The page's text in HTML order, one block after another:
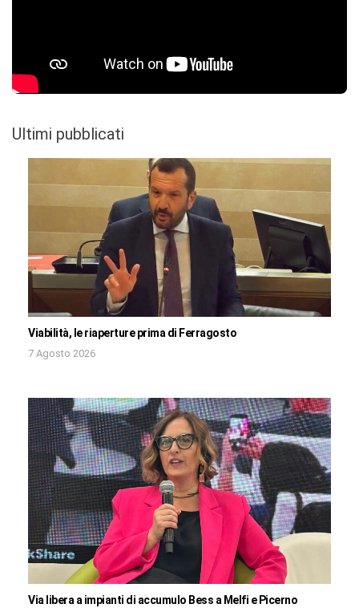
Ultimi pubblicati
Viabilità, le riaperture prima di Ferragosto
7 Agosto 2026
Via libera a impianti di accumulo Bess a Melfi e Picerno